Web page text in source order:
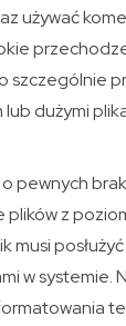
używać
szczególnie
dużymi
pewnych
plików z
musi
w systemie.